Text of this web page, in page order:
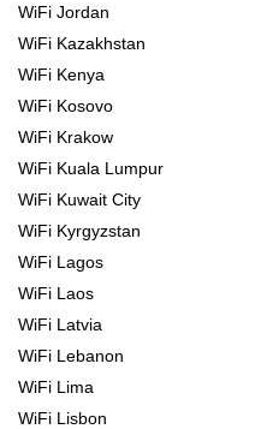
WiFi Jordan
WiFi Kazakhstan
WiFi Kenya
WiFi Kosovo
WiFi Krakow
WiFi Kuala Lumpur
WiFi Kuwait City
WiFi Kyrgyzstan
WiFi Lagos
WiFi Laos
WiFi Latvia
WiFi Lebanon
WiFi Lima
WiFi Lisbon